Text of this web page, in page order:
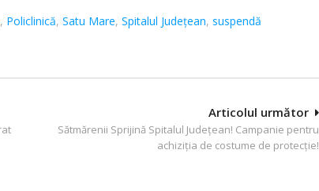
, Policlinică, Satu Mare, Spitalul Judeţean, suspendă
Articolul următor
Sătmărenii Sprijină Spitalul Judeţean! Campanie pentru
achiziţia de costume de protecţie!